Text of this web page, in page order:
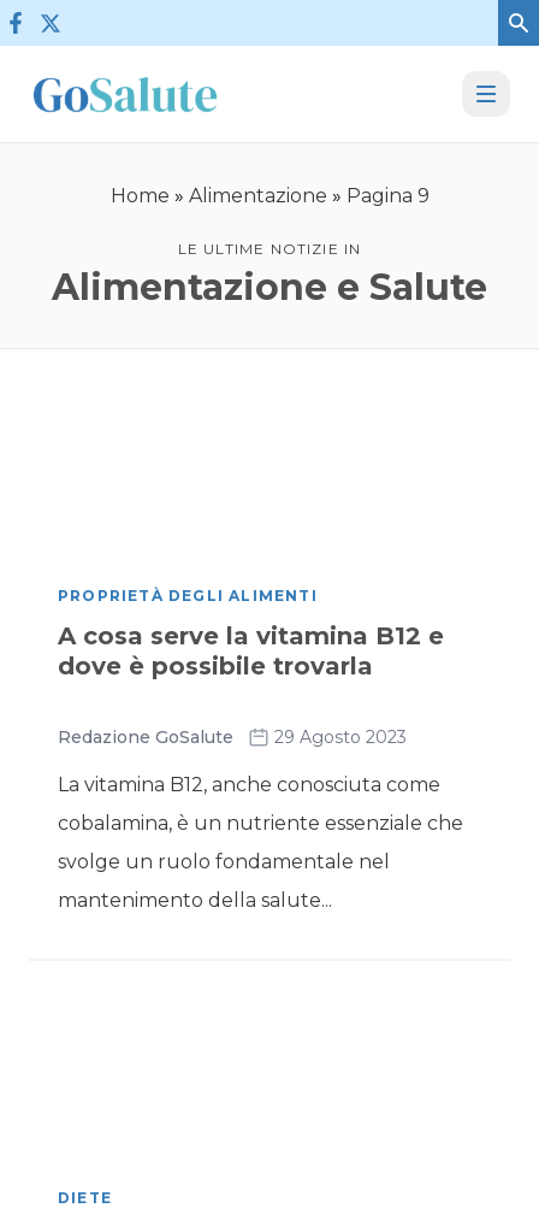
Vai al contenuto
LE ULTIME NOTIZIE IN
Alimentazione e Salute
Home » Alimentazione » Pagina 9
PROPRIETÀ DEGLI ALIMENTI
A cosa serve la vitamina B12 e
dove è possibile trovarla
Redazione GoSalute 29 Agosto 2023
La vitamina B12, anche conosciuta come
cobalamina, è un nutriente essenziale che
svolge un ruolo fondamentale nel
mantenimento della salute...
DIETE